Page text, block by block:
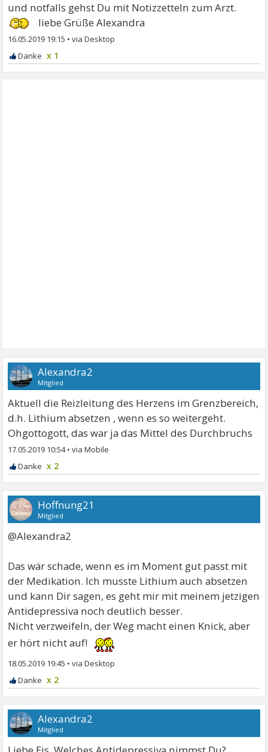
und notfalls gehst Du mit Notizzetteln zum Arzt.
liebe Grüße Alexandra
16.05.2019 19:15 •
x 1
Alexandra2
Mitglied
Aktuell die Reizleitung des Herzens im Grenzbereich,
d.h. Lithium absetzen , wenn es so weitergeht.
Ohgottogott, das war ja das Mittel des Durchbruchs
17.05.2019 10:54•
x 2
Hoffnung21
Mitglied
@Alexandra2
Das wär schade, wenn es im Moment gut passt mit
der Medikation. Ich musste Lithium auch absetzen
und kann Dir sagen, es geht mir mit meinem jetzigen
Antidepressiva noch deutlich besser.
Nicht verzweifeln, der Weg macht einen Knick, aber
er hört nicht auf!
18.05.2019 19:45 •
x 2
Alexandra2
Mitglied